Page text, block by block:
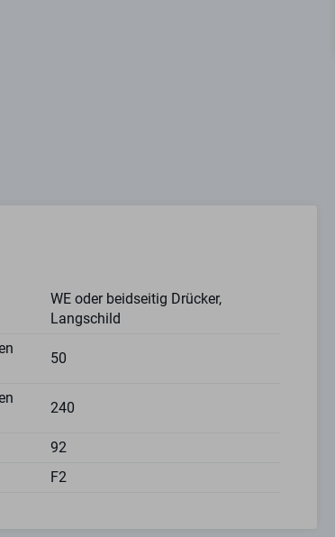
WE oder beidseitig Drücker,
Langschild
50
240
92
F2